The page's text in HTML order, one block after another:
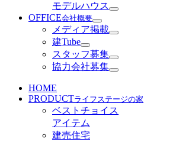
モデルハウス
OFFICE会社概要
メディア掲載
建Tube
スタッフ募集
協力会社募集
HOME
PRODUCTライフステージの家
ベストチョイス
アイテム
建売住宅